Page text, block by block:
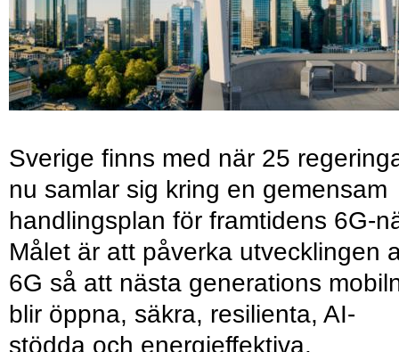
Sverige finns med när 25
nu samlar sig kring en gemensam
handlingsplan för framtidens 6G-
Målet är att påverka utvecklingen
6G så att nästa generations
blir öppna, säkra, resilienta, AI-
stödda och energieffektiva.